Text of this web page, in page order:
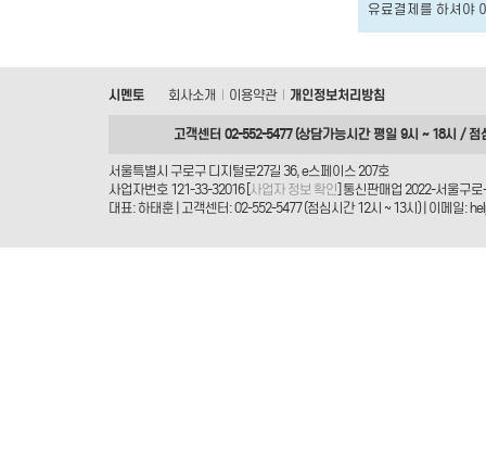
유료결제를 하셔야
시멘토 회사소개 이용약관 개인정보처리방침
고객센터 02-552-5477 (상담가능시간 평일 9시 ~ 18시 / 점
서울특별시 구로구 디지털로27길 36, e스페이스 207호
사업자번호 121-33-32016 [ 사업자 정보 확인 ] 통신판매업 2022-서울구
대표: 하태훈 | 고객센터: 02-552-5477 (점심시간 12시 ~ 13시) | 이메일: